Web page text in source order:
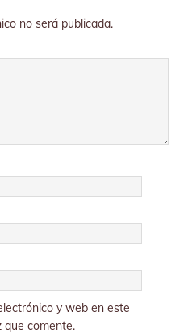
no será publicada.
y web en este
que comente.